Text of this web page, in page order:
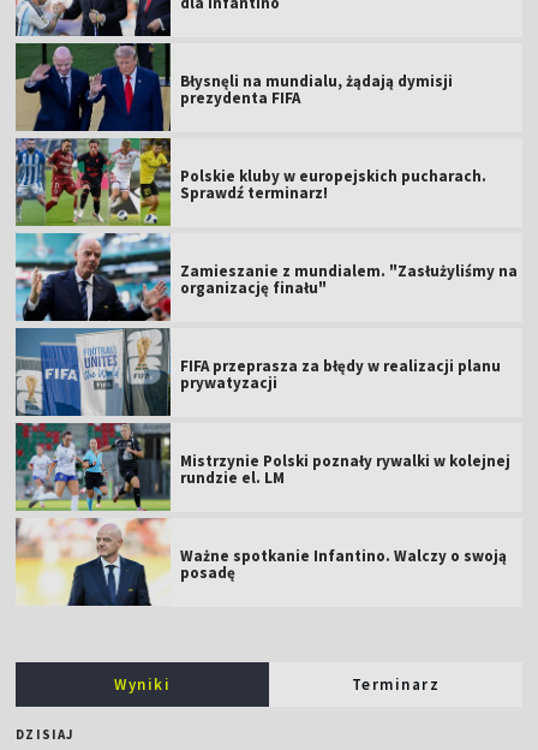
Błysnęli na mundialu, żądają dymisji
prezydenta FIFA
Polskie kluby w europejskich pucharach.
Sprawdź terminarz!
Zamieszanie z mundialem. "Zasłużyliśmy na
organizację finału"
FIFA przeprasza za błędy w realizacji planu
prywatyzacji
Mistrzynie Polski poznały rywalki w kolejnej
rundzie el. LM
Ważne spotkanie Infantino. Walczy o swoją
posadę
Wyniki Terminarz
DZISIAJ